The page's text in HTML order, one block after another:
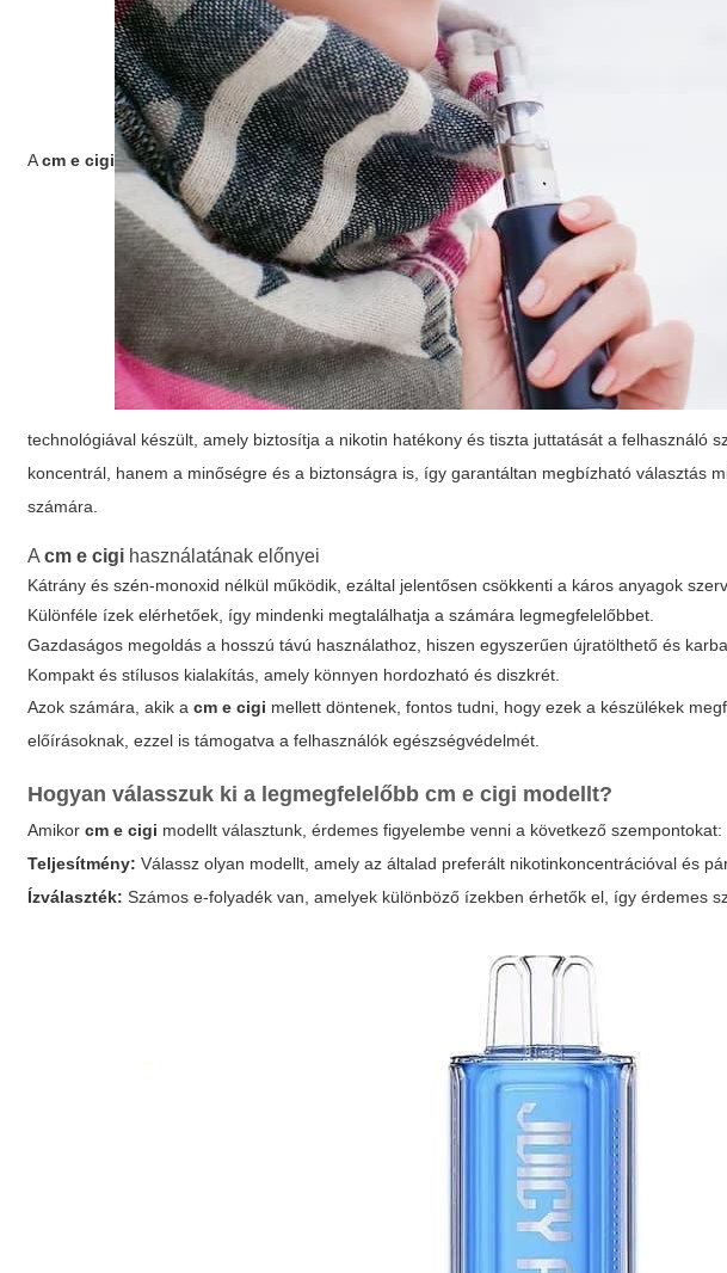
Acm e cigi
technológiával készült, amely biztosítja a nikotin hatékony és tiszta juttatását a felhasználó
koncentrál, hanem a minőségre és a biztonságra is, így garantáltan megbízható választás
számára.
Acm e cigi használatának előnyei
Kátrány és szén-monoxid nélkül működik, ezáltal jelentősen csökkenti a káros anyagok
Különféle ízek elérhetőek, így mindenki megtalálhatja a számára legmegfelelőbbet.
Gazdaságos megoldás a hosszú távú használathoz, hiszen egyszerűen újratölthető és
Kompakt és stílusos kialakítás, amely könnyen hordozható és diszkrét.
Azok számára, akik acm e cigi mellett döntenek, fontos tudni, hogy ezek a készülékek
előírásoknak, ezzel is támogatva a felhasználók egészségvédelmét.
Hogyan válasszuk ki a legmegfelelőbbcm e cigi modellt?
Amikorcm e cigi modellt választunk, érdemes figyelembe venni a következő szempontokat:
Teljesítmény: Válassz olyan modellt, amely az általad preferált nikotinkoncentrációval és
Ízválaszték: Számos e-folyadék van, amelyek különböző ízekben érhetők el, így érdemes